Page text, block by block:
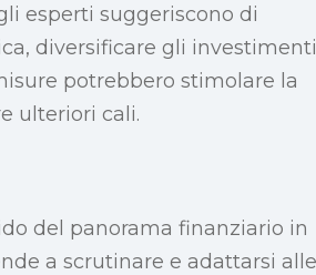
esperti suggeriscono di
diversificare gli
potrebbero stimolare la
ulteriori cali.
del panorama finanziario in
a scrutinare e adattarsi alle